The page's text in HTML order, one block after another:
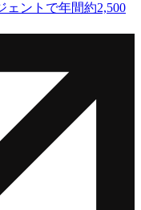
ェントで年間約2,500